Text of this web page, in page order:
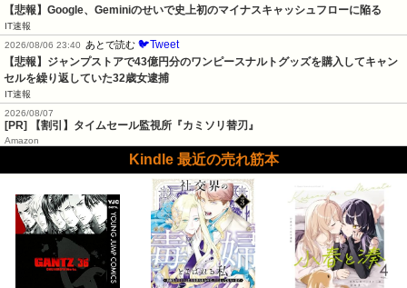
【悲報】Google、Geminiのせいで史上初のマイナスキャッシュフローに陥る
IT速報
2026/08/06 23:40
あとで読む 🐦Tweet
【悲報】ジャンプストアで43億円分のワンピースナルトグッズを購入してキャン
セルを繰り返していた32歳女逮捕
IT速報
2026/08/07
[PR] 【割引】タイムセール監視所『カミソリ替刃』
Amazon
Kindle 最近の売れ筋本